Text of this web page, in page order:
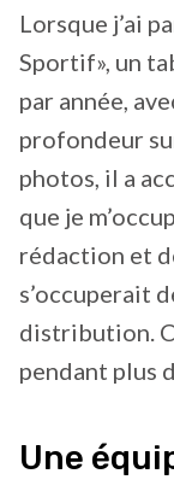
Lorsque j’ai
Sportif», un
par année,
profondeur
photos, il a
que je
rédaction et
s’occuperait
distribution.
pendant plus
Une